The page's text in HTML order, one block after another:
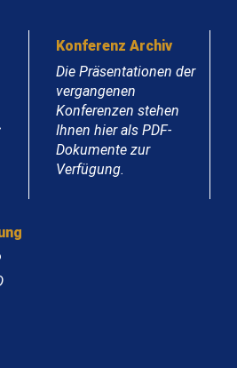
Konferenz Archiv
Die Präsentationen der
vergangenen
Konferenzen stehen
Ihnen hier als PDF-
Dokumente zur
Verfügung.